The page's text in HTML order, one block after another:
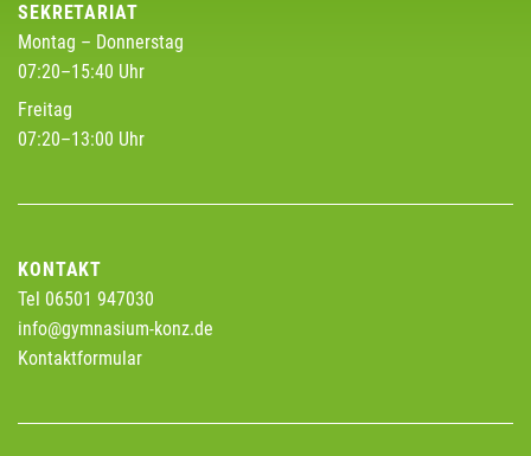
SEKRETARIAT
Montag – Donnerstag
07:20–15:40 Uhr
Freitag
07:20–13:00 Uhr
KONTAKT
Tel 06501 947030
info@gymnasium-konz.de
Kontaktformular